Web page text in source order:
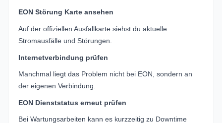
EON Störung Karte ansehen
Auf der offiziellen Ausfallkarte siehst du aktuelle
Stromausfälle und Störungen.
Internetverbindung prüfen
Manchmal liegt das Problem nicht bei EON, sondern an
der eigenen Verbindung.
EON Dienststatus erneut prüfen
Bei Wartungsarbeiten kann es kurzzeitig zu Downtime